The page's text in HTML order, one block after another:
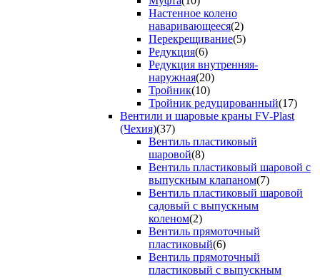
Настенное колено
наваривающееся(2)
Перекрещивание(5)
Редукция(6)
Редукция внутренняя-
наружная(20)
Тройник(10)
Тройник редуцированный(17)
Вентили и шаровые краны FV-Plast
(Чехия)(37)
Вентиль пластиковый
шаровой(8)
Вентиль пластиковый шаровой с
выпускным клапаном(7)
Вентиль пластиковый шаровой
садовый с выпускным
коленом(2)
Вентиль прямоточный
пластиковый(6)
Вентиль прямоточный
пластиковый с выпускным